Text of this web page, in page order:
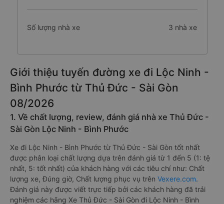
Số lượng nhà xe 3 nhà xe
Giới thiệu tuyến đường xe đi Lộc Ninh -
Bình Phước từ Thủ Đức - Sài Gòn
08/2026
1. Về chất lượng, review, đánh giá nhà xe Thủ Đức -
Sài Gòn Lộc Ninh - Bình Phước
Xe đi Lộc Ninh - Bình Phước từ Thủ Đức - Sài Gòn tốt nhất
được phân loại chất lượng dựa trên đánh giá từ 1 đến 5 (1: tệ
nhất, 5: tốt nhất) của khách hàng với các tiêu chí như: Chất
lượng xe, Đúng giờ, Chất lượng phục vụ trên Vexere.com.
Đánh giá này được viết trực tiếp bởi các khách hàng đã trải
nghiệm các hãng Xe Thủ Đức - Sài Gòn đi Lộc Ninh - Bình